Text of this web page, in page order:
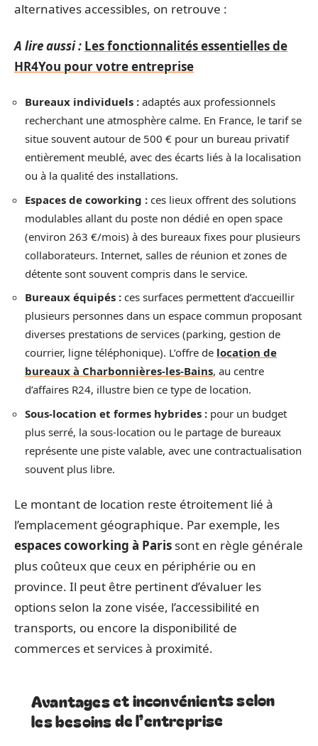
alternatives accessibles, on retrouve :
A lire aussi : Les fonctionnalités essentielles de
HR4You pour votre entreprise
Bureaux individuels : adaptés aux professionnels
recherchant une atmosphère calme. En France, le tarif se
situe souvent autour de 500 € pour un bureau privatif
entièrement meublé, avec des écarts liés à la localisation
ou à la qualité des installations.
Espaces de coworking : ces lieux offrent des solutions
modulables allant du poste non dédié en open space
(environ 263 €/mois) à des bureaux fixes pour plusieurs
collaborateurs. Internet, salles de réunion et zones de
détente sont souvent compris dans le service.
Bureaux équipés : ces surfaces permettent d’accueillir
plusieurs personnes dans un espace commun proposant
diverses prestations de services (parking, gestion de
courrier, ligne téléphonique). L’offre de location de
bureaux à Charbonnières-les-Bains, au centre
d’affaires R24, illustre bien ce type de location.
Sous-location et formes hybrides : pour un budget
plus serré, la sous-location ou le partage de bureaux
représente une piste valable, avec une contractualisation
souvent plus libre.
Le montant de location reste étroitement lié à
l’emplacement géographique. Par exemple, les
espaces coworking à Paris sont en règle générale
plus coûteux que ceux en périphérie ou en
province. Il peut être pertinent d’évaluer les
options selon la zone visée, l’accessibilité en
transports, ou encore la disponibilité de
commerces et services à proximité.
Avantages et inconvénients selon
les besoins de l’entreprise